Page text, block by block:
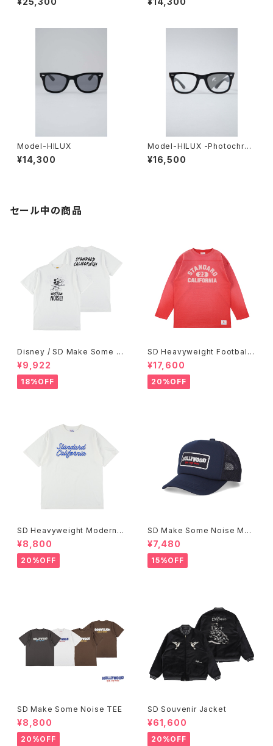
ット
Model-HILUX
¥14,300
Model-HILUX -Photochro
mic-
¥16,500
セール中の商品
Disney / SD Make Some N
oise T
¥9,922
18%OFF
SD Heavyweight Football
Logo LS T VW
¥17,600
20%OFF
SD Heavyweight Modern T
wist Signs Logo T
¥8,800
20%OFF
SD Make Some Noise Mes
h Cap
¥7,480
15%OFF
SD Make Some Noise TEE
¥8,800
20%OFF
SD Souvenir Jacket
¥61,600
20%OFF